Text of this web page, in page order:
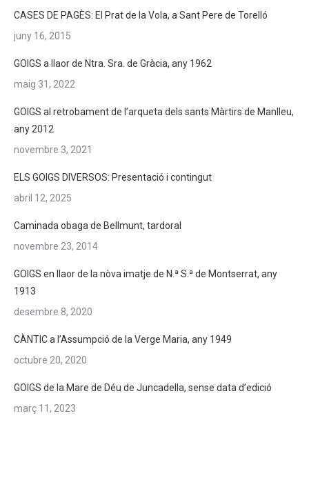
CASES DE PAGÈS: El Prat de la Vola, a Sant Pere de Torelló
juny 16, 2015
GOIGS a llaor de Ntra. Sra. de Gràcia, any 1962
maig 31, 2022
GOIGS al retrobament de l’arqueta dels sants Màrtirs de Manlleu,
any 2012
novembre 3, 2021
ELS GOIGS DIVERSOS: Presentació i contingut
abril 12, 2025
Caminada obaga de Bellmunt, tardoral
novembre 23, 2014
GOIGS en llaor de la nòva imatje de N.ª S.ª de Montserrat, any
1913
desembre 8, 2020
CÀNTIC a l’Assumpció de la Verge Maria, any 1949
octubre 20, 2020
GOIGS de la Mare de Déu de Juncadella, sense data d’edició
març 11, 2023